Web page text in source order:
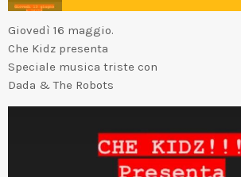
Giovedì 16 maggio.
Che Kidz presenta
Speciale musica triste con
Dada & The Robots